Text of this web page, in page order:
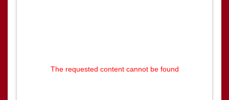
The requested content cannot be found